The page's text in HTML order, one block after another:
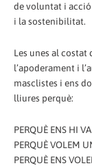
de voluntat i
i la sostenibilitat.
Les unes al
l’apoderament i
masclistes i ens
lliures perquè:
PERQUÈ ENS HI
PERQUÈ VOLEM
PERQUÈ ENS